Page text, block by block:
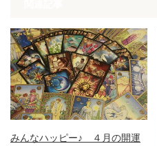
みんなハッピー♪ ４月の開運